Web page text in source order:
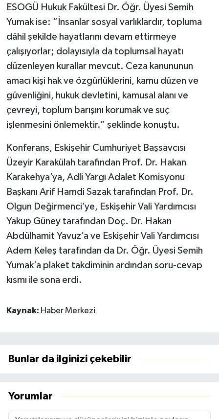
ESOGÜ Hukuk Fakültesi Dr. Öğr. Üyesi Semih
Yumak ise: “İnsanlar sosyal varlıklardır, topluma
dâhil şekilde hayatlarını devam ettirmeye
çalışıyorlar; dolayısıyla da toplumsal hayatı
düzenleyen kurallar mevcut. Ceza kanununun
amacı kişi hak ve özgürlüklerini, kamu düzen ve
güvenliğini, hukuk devletini, kamusal alanı ve
çevreyi, toplum barışını korumak ve suç
işlenmesini önlemektir.” şeklinde konuştu.
Konferans, Eskişehir Cumhuriyet Başsavcısı
Üzeyir Karakülah tarafından Prof. Dr. Hakan
Karakehya’ya, Adli Yargı Adalet Komisyonu
Başkanı Arif Hamdi Sazak tarafından Prof. Dr.
Olgun Değirmenci’ye, Eskişehir Vali Yardımcısı
Yakup Güney tarafından Doç. Dr. Hakan
Abdülhamit Yavuz’a ve Eskişehir Vali Yardımcısı
Adem Keleş tarafından da Dr. Öğr. Üyesi Semih
Yumak’a plaket takdiminin ardından soru-cevap
kısmı ile sona erdi.
Kaynak: Haber Merkezi
Bunlar da ilginizi çekebilir
Yorumlar